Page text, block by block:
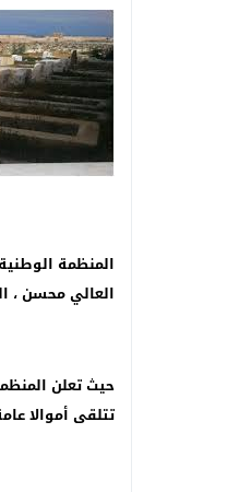
المنظمة
العالي محسن ،
حيث تعلن
تتلقى أموالا